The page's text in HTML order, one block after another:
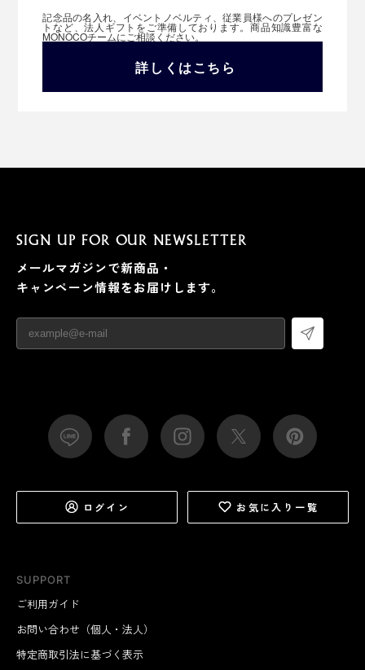
記念品の名入れ、イベントノベルティ、従業員様へのプレゼン
トなど、法人ギフトをご準備しております。商品知識豊富な
MONOCOチームにご相談ください。
詳しくはこちら
SUPPORT
ご利用ガイド
お問い合わせ（個人・法人）
特定商取引法に基づく表示
SIGN UP FOR OUR NEWSLETTER
メールマガジンで新商品・
キャンペーン情報をお届けします。
ログイン お気に入り一覧